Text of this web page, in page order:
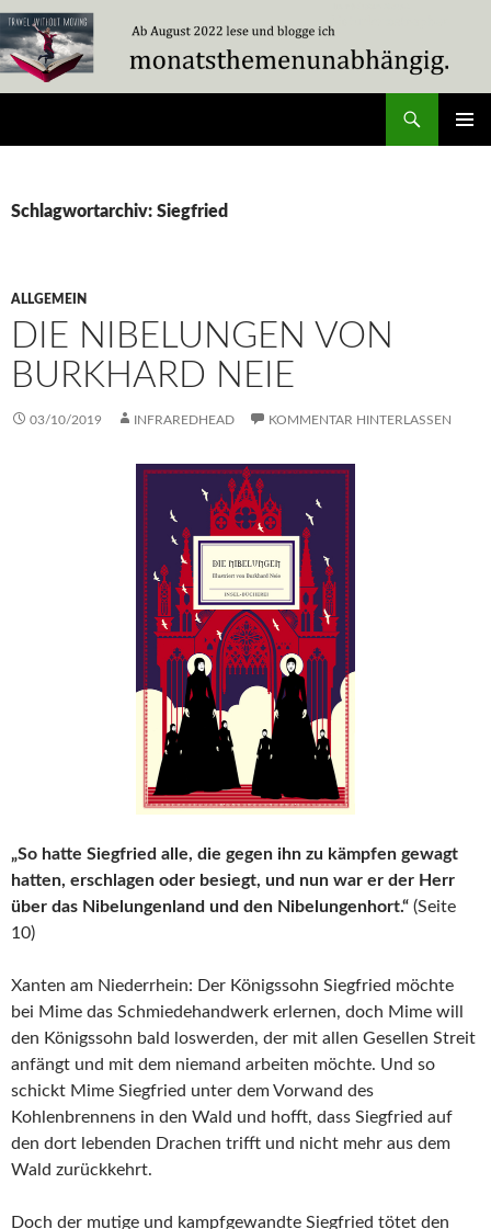
Zum
Inhalt
springen
Schlagwortarchiv: Siegfried
ALLGEMEIN
DIE NIBELUNGEN VON
BURKHARD NEIE
03/10/2019 INFRAREDHEAD KOMMENTAR HINTERLASSEN
„So hatte Siegfried alle, die gegen ihn zu kämpfen gewagt
hatten, erschlagen oder besiegt, und nun war er der Herr
über das Nibelungenland und den Nibelungenhort.“ (Seite
10)
Xanten am Niederrhein: Der Königssohn Siegfried möchte
bei Mime das Schmiedehandwerk erlernen, doch Mime will
den Königssohn bald loswerden, der mit allen Gesellen Streit
anfängt und mit dem niemand arbeiten möchte. Und so
schickt Mime Siegfried unter dem Vorwand des
Kohlenbrennens in den Wald und hofft, dass Siegfried auf
den dort lebenden Drachen trifft und nicht mehr aus dem
Wald zurückkehrt.
Doch der mutige und kampfgewandte Siegfried tötet den